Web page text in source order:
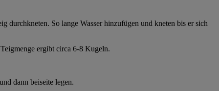
durchkneten. So lange Wasser hinzufügen und kneten bis er sich
ergibt circa 6-8 Kugeln.
dann beiseite legen.